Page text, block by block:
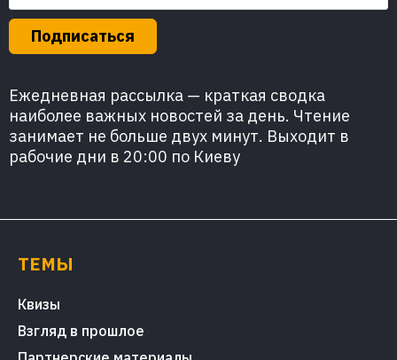
Подписаться
Ежедневная рассылка — краткая сводка
наиболее важных новостей за день. Чтение
занимает не больше двух минут. Выходит в
рабочие дни в 20:00 по Киеву
ТЕМЫ
Квизы
Взгляд в прошлое